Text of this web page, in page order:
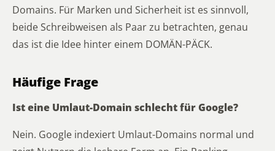
Domains. Für Marken und Sicherheit ist es sinnvoll,
beide Schreibweisen als Paar zu betrachten, genau
das ist die Idee hinter einem DOMÄN-PÄCK.
Häufige Frage
Ist eine Umlaut-Domain schlecht für Google?
Nein. Google indexiert Umlaut-Domains normal und